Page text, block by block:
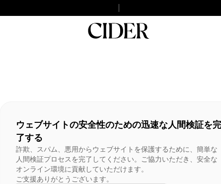
ウェブサイトの安全性のための迅速な人間検証を完
了する
詐欺、スパム、悪用からウェブサイトを保護するために、簡単な
人間検証プロセスを完了してください。ご協力いただき、安全な
オンライン環境に貢献していただけます。
ご支援ありがとうございます。